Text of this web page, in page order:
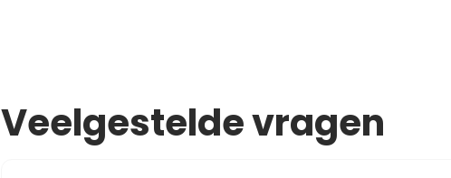
Veelgestelde vragen